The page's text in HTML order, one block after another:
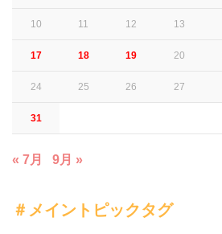
10 11 12 13
17 18 19 20
24 25 26 27
31
« 7月 9月 »
＃メイントピックタグ